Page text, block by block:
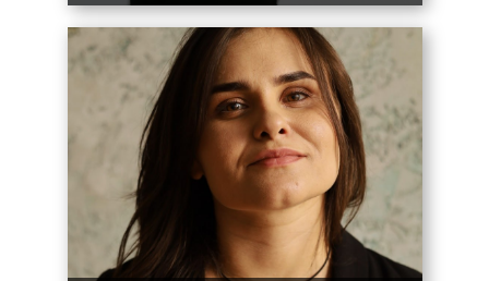
Team lead команди SEO
4 роки досвіду в сфері, напрямки:
Fintech, E-commerce, Construction,
Transportation, Healthcare